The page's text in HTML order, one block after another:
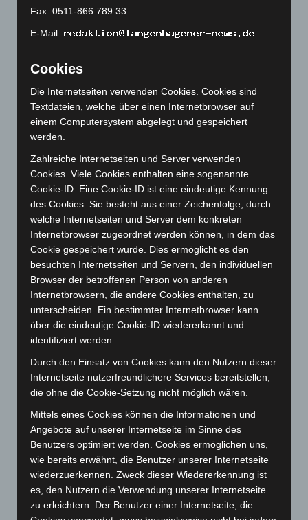
September 2024(112)
August 2024 (107)
Juni 2024(107)
Mai 2024(149)
April 2024(102)
März 2024
(103)
Januar 2024(111)
Dezember 2023(130)
November 2023 (130)
Oktober 2023(114)
September 2023(133)
August 2023(134)
Juli 2023(118)
Juni 2023(142)
Mai 2023(139)
April 2023(155)
März 2023(174)
Februar 2023 (154)
Januar 2023(140)
Dezember 2022(130)
November 2022(167)
Oktober 2022(166)
September 2022(205)
Fax: 0511-866 789 33
E-Mail:
Cookies
Die Internetseiten verwenden Cookies. Cookies sind
Textdateien, welche über einen Internetbrowser auf
einem Computersystem abgelegt und gespeichert
werden.
Zahlreiche Internetseiten und Server verwenden
Cookies. Viele Cookies enthalten eine sogenannte
Cookie-ID. Eine Cookie-ID ist eine eindeutige Kennung
des Cookies. Sie besteht aus einer Zeichenfolge, durch
welche Internetseiten und Server dem konkreten
Internetbrowser zugeordnet werden können, in dem das
Cookie gespeichert wurde. Dies ermöglicht es den
besuchten Internetseiten und Servern, den individuellen
Browser der betroffenen Person von anderen
Internetbrowsern, die andere Cookies enthalten, zu
unterscheiden. Ein bestimmter Internetbrowser kann
über die eindeutige Cookie-ID wiedererkannt und
identifiziert werden.
Durch den Einsatz von Cookies kann den Nutzern dieser
Internetseite nutzerfreundlichere Services bereitstellen,
die ohne die Cookie-Setzung nicht möglich wären.
Mittels eines Cookies können die Informationen und
Angebote auf unserer Internetseite im Sinne des
Benutzers optimiert werden. Cookies ermöglichen uns,
wie bereits erwähnt, die Benutzer unserer Internetseite
wiederzuerkennen. Zweck dieser Wiedererkennung ist
es, den Nutzern die Verwendung unserer Internetseite
zu erleichtern. Der Benutzer einer Internetseite, die